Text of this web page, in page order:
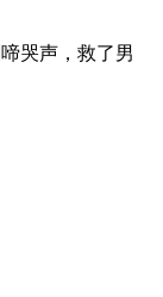
哭声，救了男